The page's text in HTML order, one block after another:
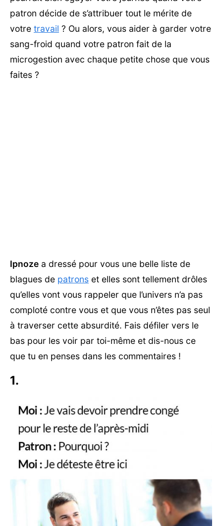
patron décide de s’attribuer tout le mérite de
votre travail ? Ou alors, vous aider à garder votre
sang-froid quand votre patron fait de la
microgestion avec chaque petite chose que vous
faites ?
Ipnoze a dressé pour vous une belle liste de
blagues de patrons et elles sont tellement drôles
qu’elles vont vous rappeler que l’univers n’a pas
comploté contre vous et que vous n’êtes pas seul
à traverser cette absurdité. Fais défiler vers le
bas pour les voir par toi-même et dis-nous ce
que tu en penses dans les commentaires !
1.